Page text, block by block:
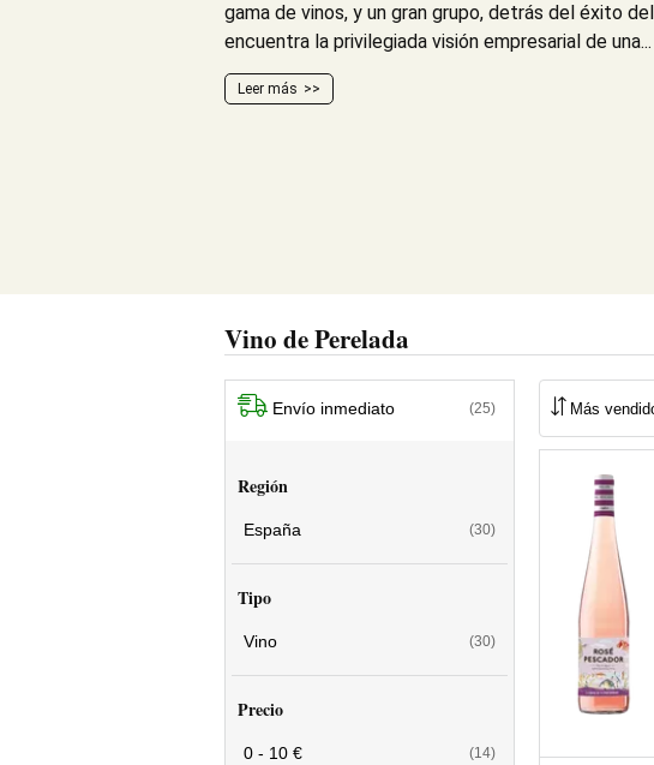
gama de vinos, y un gran grupo, detrás del éxito
encuentra la privilegiada visión empresarial de una...
Leer más
Vino de Perelada
Envío inmediato (25)
Región
España (30)
Tipo
Vino (30)
Precio
0 - 10 € (14)